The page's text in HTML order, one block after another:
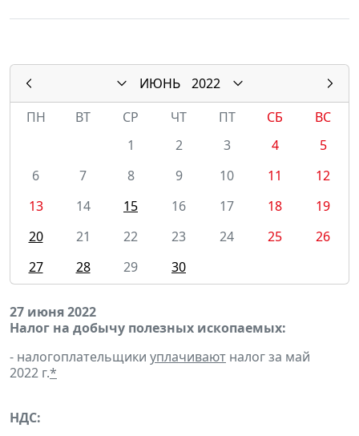
ИЮНЬ
2022
ПН
ВТ СР ЧТ ПТ СБ
ВС
1
2 3 4
5
6
7 8 9 10 11
12
13
14 15 16 17 18
19
20
21 22 23 24 25
26
27
28 29 30
27 июня 2022
Налог на добычу полезных ископаемых:
- налогоплательщики уплачивают налог за май
2022 г.*
НДС: